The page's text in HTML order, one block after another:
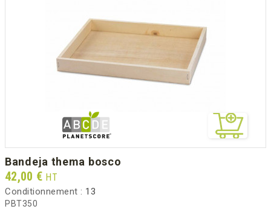
bandeja thema bosco
Prix
42,00 € HT
Conditionnement : 13
PBT350